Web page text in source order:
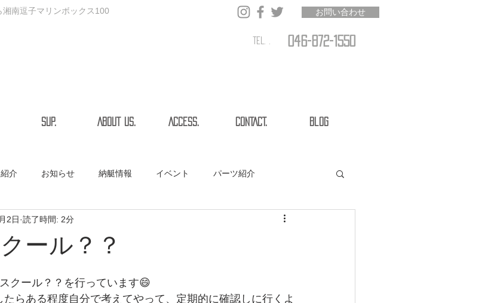
南逗子マリンボックス100 お問い合わせ
TEL. . 046-872-1550
SUP. ABOUT US. ACCESS. CONTACT. Blog
介 お知らせ 納艇情報 イベント パーツ紹介
ール？？
2日 読了時間: 2分
クール？？を行っています😄
らある程度自分で考えてやって、定期的に確認しに行くよ